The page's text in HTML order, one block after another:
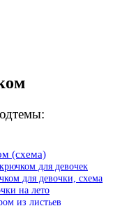
(схема)
для девочек
для девочки, схема
на лето
из листьев